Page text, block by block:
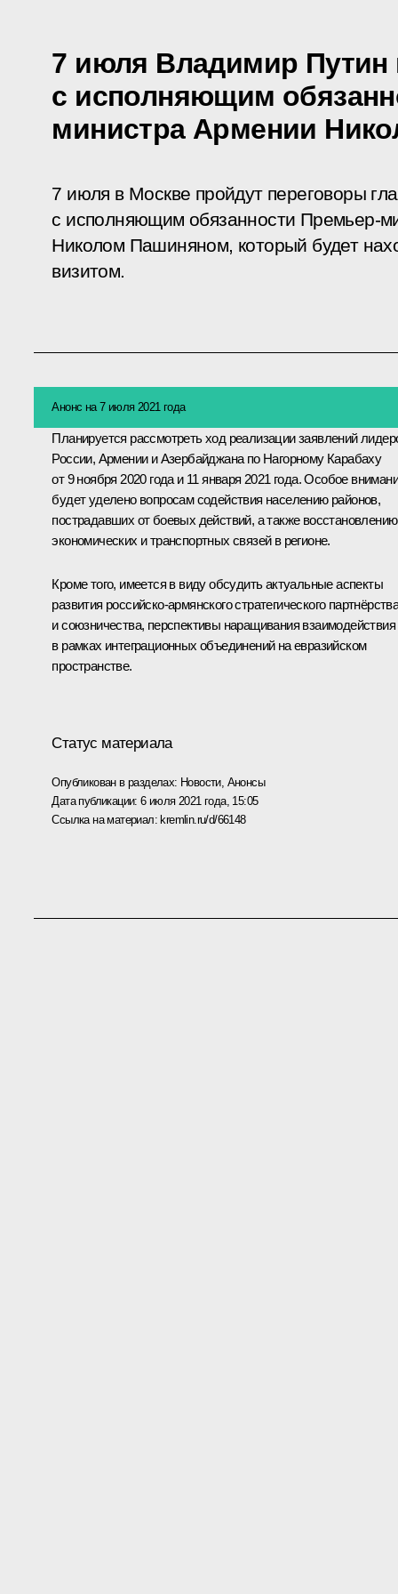
7 июля Владимир Путин
с исполняющим
министра Армении
7 июля в Москве пройдут переговоры
с исполняющим обязанности Премьер-
Николом Пашиняном, который будет
визитом.
Анонс на 7 июля 2021 года
Планируется рассмотреть ход реализации заявлений
России, Армении и Азербайджана по Нагорному Карабаху
от 9 ноября 2020 года и 11 января 2021 года. Особое
будет уделено вопросам содействия населению районов,
пострадавших от боевых действий, а также восстановлению
экономических и транспортных связей в регионе.
Кроме того, имеется в виду обсудить актуальные аспекты
развития российско-армянского стратегического
и союзничества, перспективы наращивания взаимодействия
в рамках интеграционных объединений на евразийском
пространстве.
Статус материала
Опубликован в разделах: Новости, Анонсы
Дата публикации:6 июля 2021 года, 15:05
Ссылка на материал: kremlin.ru/d/66148